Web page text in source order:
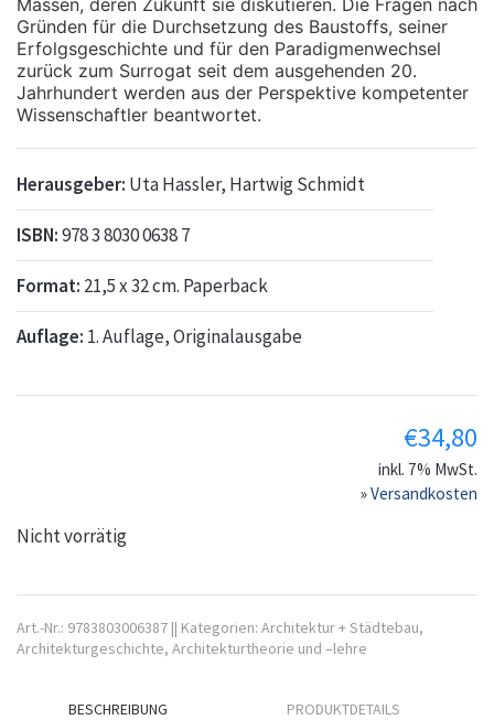
Gründen für die Durchsetzung des Baustoffs, seiner
Erfolgsgeschichte und für den Paradigmenwechsel
zurück zum Surrogat seit dem ausgehenden 20.
Jahrhundert werden aus der Perspektive kompetenter
Wissenschaftler beantwortet.
Herausgeber: Uta Hassler, Hartwig Schmidt
ISBN:978 3 8030 0638 7
Format: 21,5 x 32 cm. Paperback
Auflage: 1. Auflage, Originalausgabe
€34,80
inkl. 7% MwSt.
»Versandkosten
Nicht vorrätig
Art.-Nr.: 9783803006387 || Kategorien: Architektur + Städtebau,
Architekturgeschichte, Architekturtheorie und –lehre
BESCHREIBUNG PRODUKTDETAILS